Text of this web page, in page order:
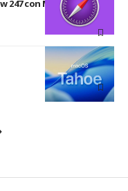
247 con MCP Server